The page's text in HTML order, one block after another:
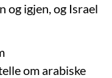
og igjen, og Israel
om arabiske